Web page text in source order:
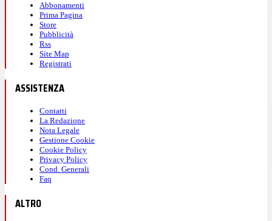
Abbonamenti
Prima Pagina
Store
Pubblicità
Rss
Site Map
Registrati
ASSISTENZA
Contatti
La Redazione
Nota Legale
Gestione Cookie
Cookie Policy
Privacy Policy
Cond. Generali
Faq
ALTRO